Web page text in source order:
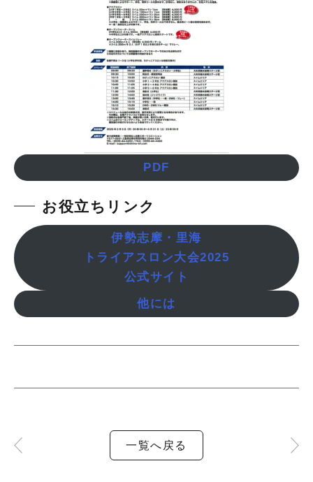
PDF
お役立ちリンク
伊勢志摩・里海
トライアスロン大会2025
公式サイト
他には
一覧へ戻る